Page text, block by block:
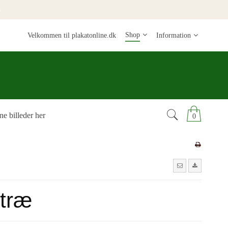
Velkommen til plakatonline.dk Shop Information
0
billeder her
træ